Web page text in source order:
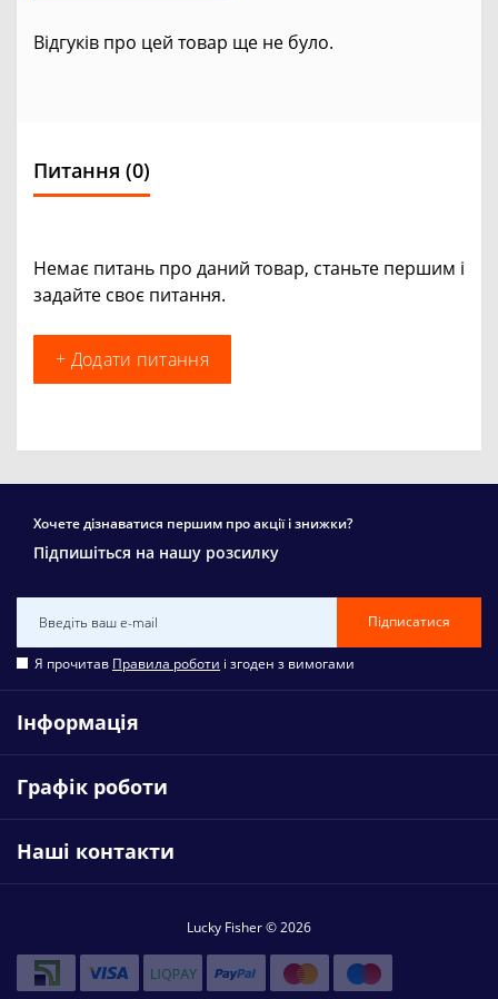
Відгуків про цей товар ще не було.
Питання (0)
Немає питань про даний товар, станьте першим і
задайте своє питання.
+ Додати питання
Хочете дізнаватися першим про акції і знижки?
Підпишіться на нашу розсилку
Підписатися
Я прочитав Правила роботи і згоден з вимогами
Інформація
Графік роботи
Наші контакти
Lucky Fisher © 2026